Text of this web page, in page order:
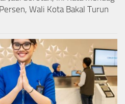
Wali Kota Bakal Turun